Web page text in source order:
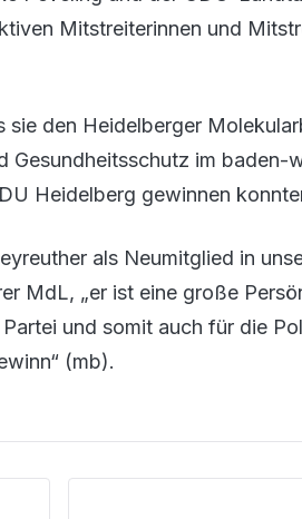
Mitstreiterinnen und
den Heidelberger
Gesundheitsschutz im baden-
Heidelberg gewinnen
als Neumitglied in
MdL, „er ist eine große
und somit auch für die
(mb).